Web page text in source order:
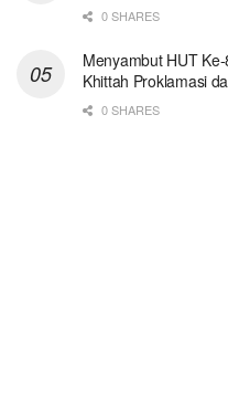
0 SHARES
Menyambut HUT
Khittah Proklamasi
0 SHARES